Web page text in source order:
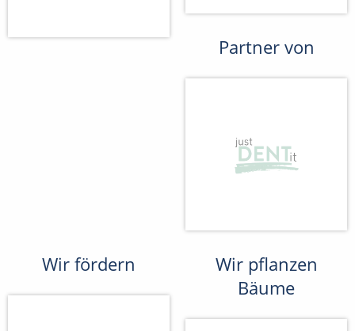
Partner von
Wir fördern
Wir pflanzen
Bäume